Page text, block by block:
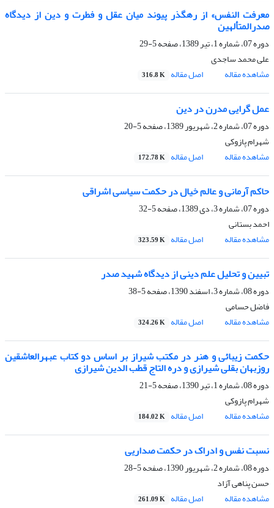
معرفت النفس» از رهگذر پیوند میان عقل و فطرت و دین از دیدگاه
صدرالمتألهین
دوره 07، شماره 1، تیر 1389، صفحه
5-29
علی محمد ساجدی
مشاهده مقاله
اصل مقاله 316.8 K
عمل ‌گرایی مدرن در دین
دوره 07، شماره 2، شهریور 1389، صفحه
5-20
شهرام پازوکی
مشاهده مقاله
اصل مقاله 172.78 K
حاکم آرمانی و عالم خیال در حکمت سیاسی اشراقی
دوره 07، شماره 3، دی 1389، صفحه
5-32
احمد بستانی
مشاهده مقاله
اصل مقاله 323.59 K
تبیین و تحلیل علم دینی از دیدگاه شهید صدر
دوره 08، شماره 3، اسفند 1390، صفحه
5-38
فاضل حسامی
مشاهده مقاله
اصل مقاله 324.26 K
حکمت زیبائی و هنر در مکتب شیراز بر اساس دو کتاب عبهرالعاشقین
روزبهان بقلی شیرازی و دره التاج قطب الدین شیرازی
دوره 08، شماره 1، تیر 1390، صفحه
5-21
شهرام پازوکی
مشاهده مقاله
اصل مقاله 184.02 K
نسبت نفس و ادراک در حکمت صداریی
دوره 08، شماره 2، شهریور 1390، صفحه
5-28
حسن پناهی آزاد
مشاهده مقاله
اصل مقاله 261.09 K